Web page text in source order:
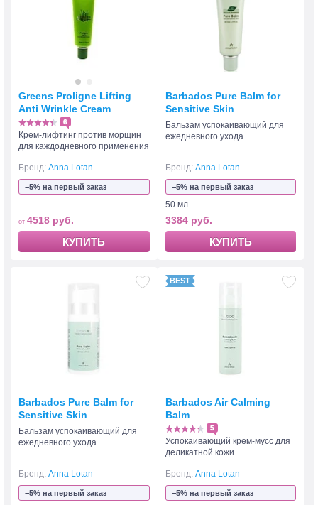
Greens Proligne Lifting
Anti Wrinkle Cream
6
Крем-лифтинг против морщин
для каждодневного применения
Бренд: Anna Lotan
−5% на первый заказ
4518 руб.
КУПИТЬ
Barbados Pure Balm for
Sensitive Skin
Бальзам успокаивающий для
ежедневного ухода
Бренд: Anna Lotan
−5% на первый заказ
50 мл
3384 руб.
КУПИТЬ
Barbados Pure Balm for
Sensitive Skin
Бальзам успокаивающий для
ежедневного ухода
Бренд: Anna Lotan
−5% на первый заказ
Barbados Air Calming
Balm
5
Успокаивающий крем-мусс для
деликатной кожи
Бренд: Anna Lotan
−5% на первый заказ